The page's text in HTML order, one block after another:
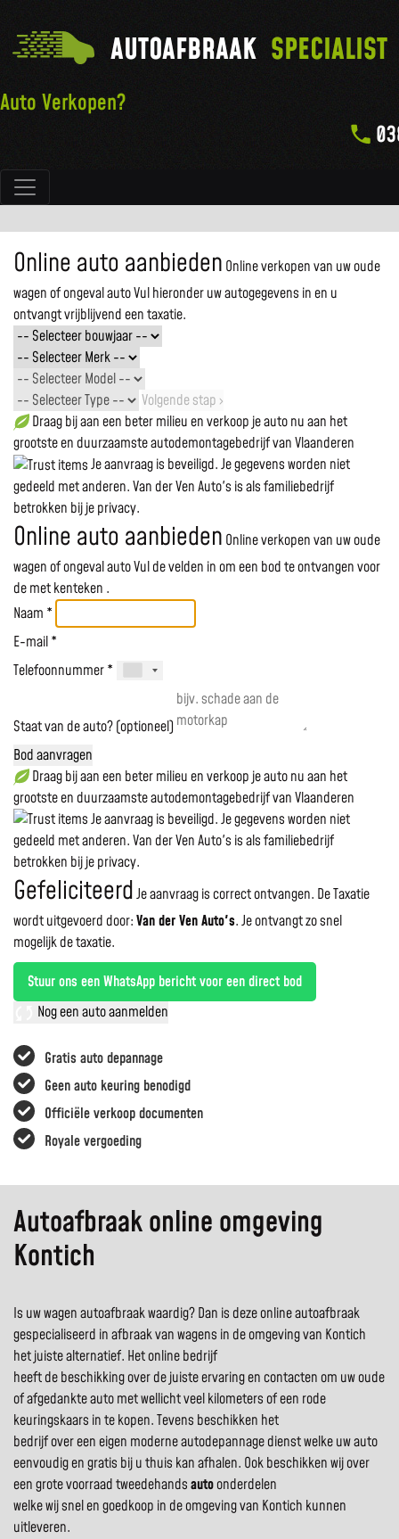
Hoofdnavigatie
AUTOAFBRAAK SPECIALIST
Auto Verkopen?
Gratis auto depannage
Geen auto keuring benodigd
Officiële verkoop documenten
Royale vergoeding
Online auto aanbieden Online verkopen van uw oude
wagen of ongeval autoVul hieronder uw autogegevens in en u
ontvangt vrijblijvend een taxatie.
Volgende stap ›
Draag bij aan een beter milieu en verkoop je auto nu aan het
grootste en duurzaamste autodemontagebedrijf van Vlaanderen
Je aanvraag is beveiligd. Je gegevens worden niet
gedeeld met anderen. Van der Ven Auto's is als familiebedrijf
betrokken bij je privacy.
Online auto aanbieden Online verkopen van uw oude
wagen of ongeval autoVul de velden in om een bod te ontvangen voor
demet kenteken .
Naam *
E-mail *
Telefoonnummer *
Staat van de auto? (optioneel)
Bod aanvragen
Draag bij aan een beter milieu en verkoop je auto nu aan het
grootste en duurzaamste autodemontagebedrijf van Vlaanderen
Je aanvraag is beveiligd. Je gegevens worden niet
gedeeld met anderen. Van der Ven Auto's is als familiebedrijf
betrokken bij je privacy.
GefeliciteerdJe aanvraag is correct ontvangen. De Taxatie
wordt uitgevoerd door:Van der Ven Auto's.Je ontvangt zo snel
mogelijk de taxatie.
Stuur ons een WhatsApp bericht voor een direct bod
Nog een auto aanmelden
Autoafbraak online omgeving
Kontich
Is uw wagen autoafbraak waardig? Dan is deze online autoafbraak
gespecialiseerd in afbraak van wagens in de omgeving van Kontich
het juiste alternatief. Het online bedrijf
heeft de beschikking over de juiste ervaring en contacten om uw oude
of afgedankte auto met wellicht veel kilometers of een rode
keuringskaars in te kopen. Tevens beschikken het
bedrijf over een eigen moderne autodepannage dienst welke uw auto
eenvoudig en gratis bij u thuis kan afhalen. Ook beschikken wij over
een grote voorraad tweedehandsautoonderdelen
welke wij snel en goedkoop in de omgeving van Kontich kunnen
uitleveren.